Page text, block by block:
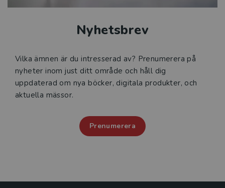
Nyhetsbrev
Vilka ämnen är du intresserad av? Prenumerera på
nyheter inom just ditt område och håll dig
uppdaterad om nya böcker, digitala produkter, och
aktuella mässor.
Prenumerera